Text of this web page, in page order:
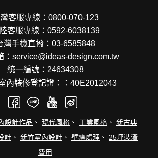
客服專線：0800-070-123
客服專線：0592-6038139
灣手機直撥：03-6585848
：service@ideas-design.com.tw
統一編號：24634308
內裝修登記證：：40E2012043
設計作品 、 現代風格 、 工業風格 、 新古典
計 、 新竹室內設計 、 壁癌處理 、 25坪裝潢
費用